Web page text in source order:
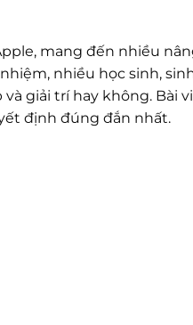
mang đến nhiều
nhiều học sinh,
giải trí hay không. Bài
định đúng đắn nhất.